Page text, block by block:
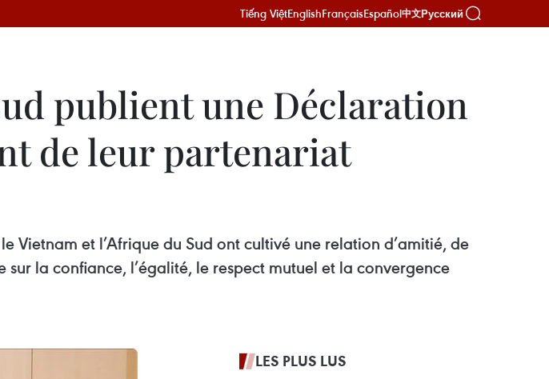
Tiếng ViệtEnglishFrançaisEspañol中文Русский
publient une Déclaration
de leur partenariat
Vietnam et l’Afrique du Sud ont cultivé une relation d’amitié, de
la confiance, l’égalité, le respect mutuel et la convergence
LES PLUS LUS